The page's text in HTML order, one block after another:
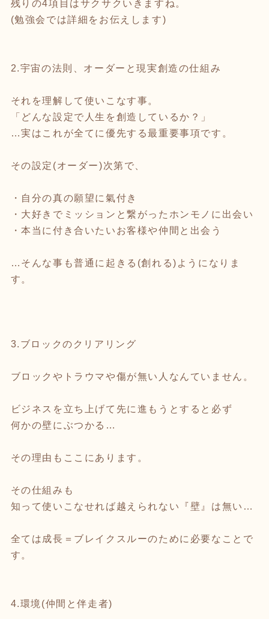
残りの4項目はサクサクいきますね。
(勉強会では詳細をお伝えします)
2.宇宙の法則、オーダーと現実創造の仕組み
それを理解して使いこなす事。
「どんな設定で人生を創造しているか？」
…実はこれが全てに優先する最重要事項です。
その設定(オーダー)次第で、
・自分の真の願望に氣付き
・大好きでミッションと繋がったホンモノに出会い
・本当に付き合いたいお客様や仲間と出会う
…そんな事も普通に起きる(創れる)ようになりま
す。
3.ブロックのクリアリング
ブロックやトラウマや傷が無い人なんていません。
ビジネスを立ち上げて先に進もうとすると必ず
何かの壁にぶつかる…
その理由もここにあります。
その仕組みも
知って使いこなせれば越えられない『壁』は無い…
全ては成長＝ブレイクスルーのために必要なことで
す。
4.環境(仲間と伴走者)